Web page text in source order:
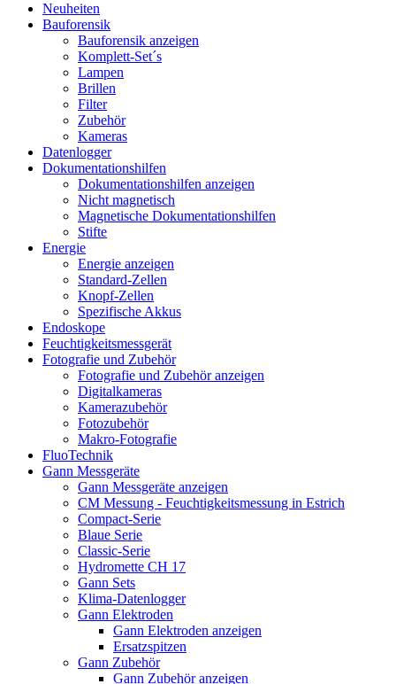
Neuheiten
Bauforensik
Bauforensik anzeigen
Komplett-Set´s
Lampen
Brillen
Filter
Zubehör
Kameras
Datenlogger
Dokumentationshilfen
Dokumentationshilfen anzeigen
Nicht magnetisch
Magnetische Dokumentationshilfen
Stifte
Energie
Energie anzeigen
Standard-Zellen
Knopf-Zellen
Spezifische Akkus
Endoskope
Feuchtigkeitsmessgerät
Fotografie und Zubehör
Fotografie und Zubehör anzeigen
Digitalkameras
Kamerazubehör
Fotozubehör
Makro-Fotografie
FluoTechnik
Gann Messgeräte
Gann Messgeräte anzeigen
CM Messung - Feuchtigkeitsmessung in Estrich
Compact-Serie
Blaue Serie
Classic-Serie
Hydromette CH 17
Gann Sets
Klima-Datenlogger
Gann Elektroden
Gann Elektroden anzeigen
Ersatzspitzen
Gann Zubehör
Gann Zubehör anzeigen